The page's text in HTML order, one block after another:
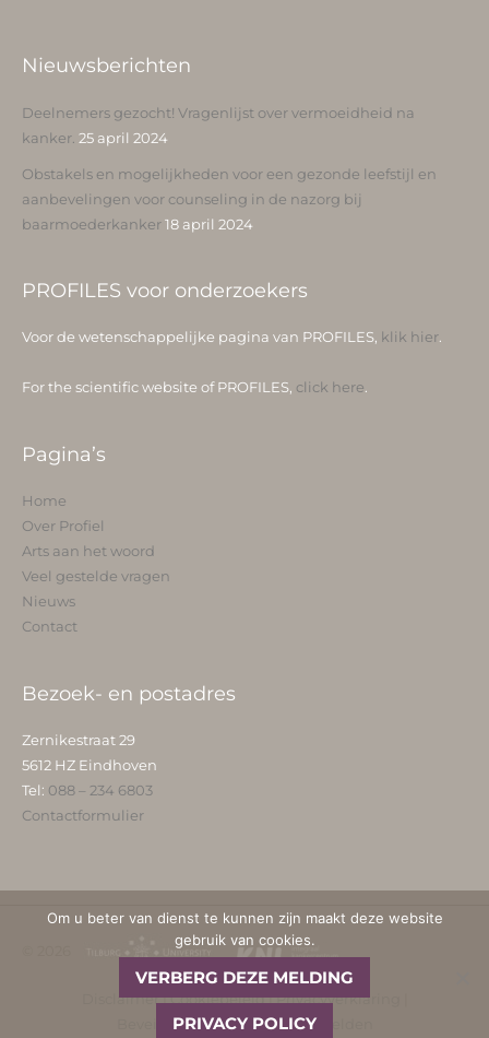
Nieuwsberichten
Deelnemers gezocht! Vragenlijst over vermoeidheid na
kanker. 25 april 2024
Obstakels en mogelijkheden voor een gezonde leefstijl en
aanbevelingen voor counseling in de nazorg bij
baarmoederkanker 18 april 2024
PROFILES voor onderzoekers
Voor de wetenschappelijke pagina van PROFILES, klik hier.
For the scientific website of PROFILES, click here
Pagina’s
Home
Over Profiel
Arts aan het woord
Veel gestelde vragen
Nieuws
Contact
Bezoek- en postadres
Zernikestraat 29
5612 HZ Eindhoven
Tel: 088 – 234 6803
Contactformulier
Disclaimer|Cookiebeleid|Privacyverklaring
Beveiligingskwetsbaarheid melden
Om u beter van dienst te kunnen zijn maakt deze website
gebruik van cookies.
VERBERG DEZE MELDING
PRIVACY POLICY